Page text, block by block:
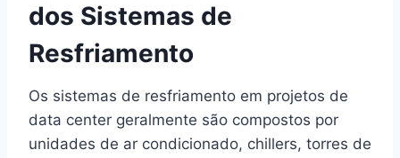
dos Sistemas de
Resfriamento
Os sistemas de resfriamento em projetos de
data center geralmente são compostos por
unidades de ar condicionado, chillers, torres de